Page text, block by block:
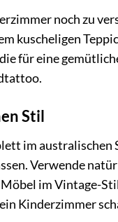
noch zu
kuscheligen
für eine
Stil
im
Verwende
Möbel im Vintage-
Kinderzimmer